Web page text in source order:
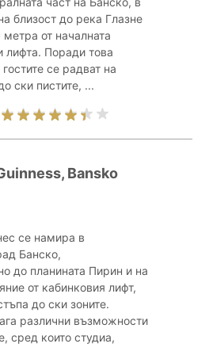
близост до река Глазне
от началната
лифта. Поради това
се радват на
ски пистите, ...
Bansko
се намира в
Банско,
до планината Пирин и на
от кабинковия лифт,
до ски зоните.
различни възможности
сред които студиа,